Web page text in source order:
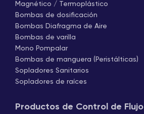
Magnético / Termoplástico
Bombas de dosificación
Bombas Diafragma de Aire
Bombas de varilla
Mono Pompalar
Bombas de manguera (Peristálticas)
Sopladores Sanitarios
Sopladores de raíces
Productos de Control de Flujo